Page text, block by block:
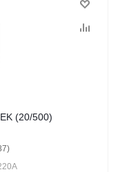
(20/500)